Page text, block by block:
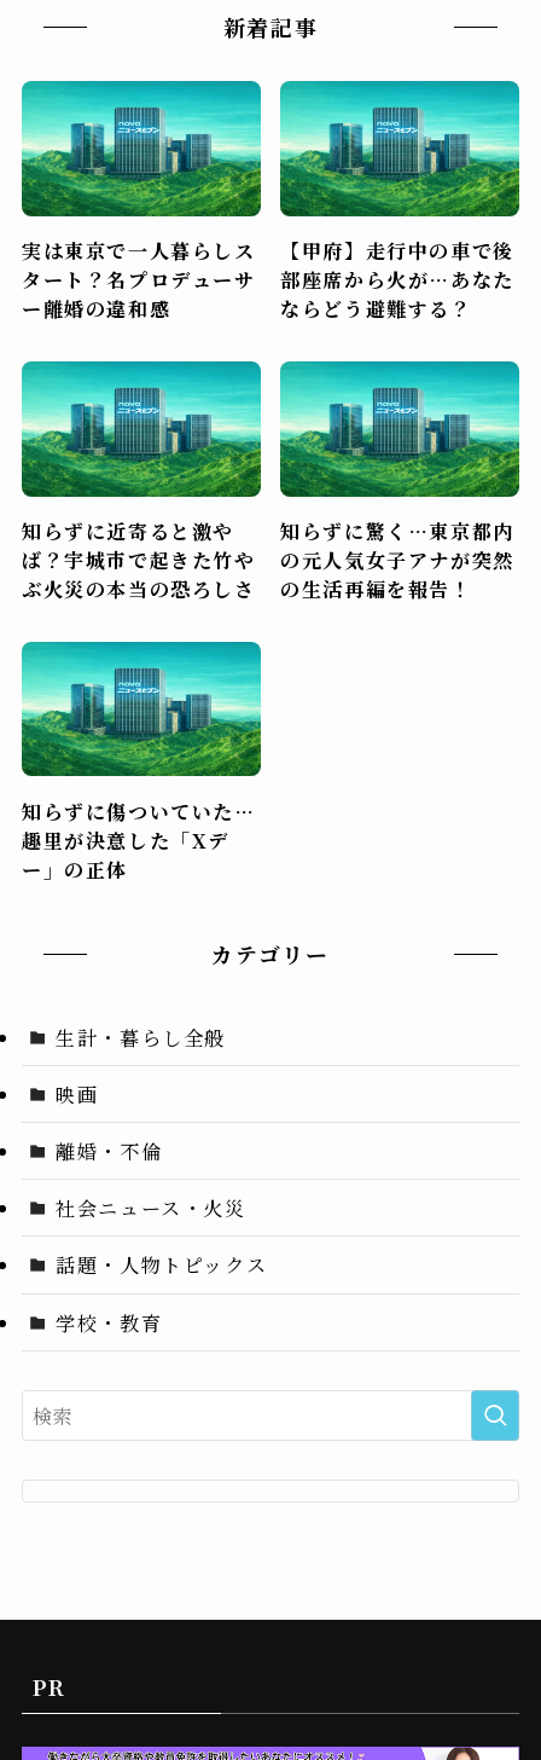
新着記事
実は東京で一人暮らしス
タート？名プロデューサ
ー離婚の違和感
【甲府】走行中の車で後
部座席から火が…あなた
ならどう避難する？
知らずに近寄ると激や
ば？宇城市で起きた竹や
ぶ火災の本当の恐ろしさ
知らずに驚く…東京都内
の元人気女子アナが突然
の生活再編を報告！
知らずに傷ついていた…
趣里が決意した「Xデ
ー」の正体
カテゴリー
生計・暮らし全般
映画
離婚・不倫
社会ニュース・火災
話題・人物トピックス
学校・教育
PR